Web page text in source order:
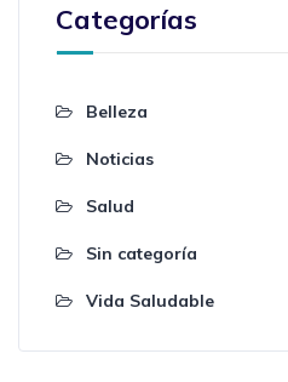
Categorías
Belleza
Noticias
Salud
Sin categoría
Vida Saludable